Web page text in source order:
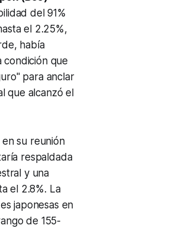
del 91%
el 2.25%,
había
condición que
para anclar
que alcanzó el
su reunión
respaldada
y una
el 2.8%. La
japonesas en
de 155-